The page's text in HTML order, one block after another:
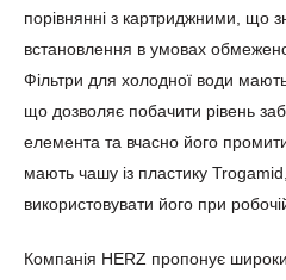
порівнянні з картриджними, що
встановлення в умовах
Фільтри для холодної води
що дозволяє побачити рівень
елемента та вчасно його
мають чашу із пластику
використовувати його при
Компанія HERZ пропонує